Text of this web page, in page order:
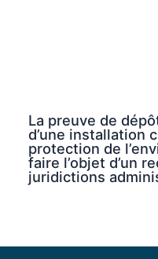
La preuve de
d’une installation
protection de
faire l’objet d’un
juridictions